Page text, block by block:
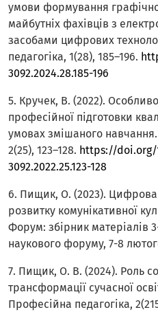
умови формування
майбутніх фахівців з
засобами цифрових
педагогіка, 1(28), 185–196.
3092.2024.28.185-196
5. Кручек, В. (2022).
професійної підготовки
умовах змішаного
2(25), 123–128. https://doi.org/
3092.2022.25.123-128
6. Пищик, О. (2023). Цифрова
розвитку комунікативної
Форум: збірник матеріалів
наукового форуму, 7-8
7. Пищик, О. В. (2024). Роль
трансформації сучасної
Професійна педагогіка,